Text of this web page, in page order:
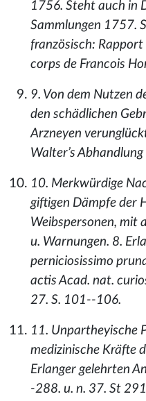
1756. Steht auch in
Sammlungen 1757.
französisch:
corps de Francois
9. Von dem Nutzen
den schädlichen
Arzneyen
Walter’s
10. Merkwürdige
giftigen Dämpfe der
Weibspersonen, mit
u. Warnungen. 8.
perniciosissimo
actis Acad. nat.
27. S. 101--106.
11. Unpartheyische
medizinische Kräfte
Erlanger gelehrten
-288. u. n. 37. St